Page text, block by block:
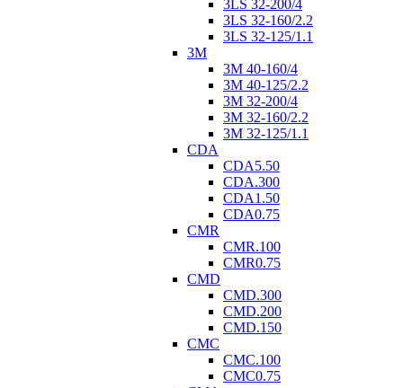
3LS 32-200/4
3LS 32-160/2.2
3LS 32-125/1.1
3M
3M 40-160/4
3M 40-125/2.2
3M 32-200/4
3M 32-160/2.2
3M 32-125/1.1
CDA
CDA5.50
CDA.300
CDA1.50
CDA0.75
CMR
CMR.100
CMR0.75
CMD
CMD.300
CMD.200
CMD.150
CMC
CMC.100
CMC0.75